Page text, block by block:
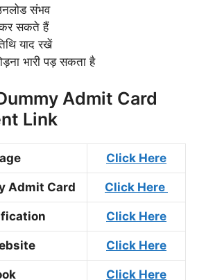
संभव
सकते हैं
याद रखें
भारी पड़ सकता है
Admit Card
Link
Click Here
Admit Card Click Here
Click Here
Click Here
Click Here